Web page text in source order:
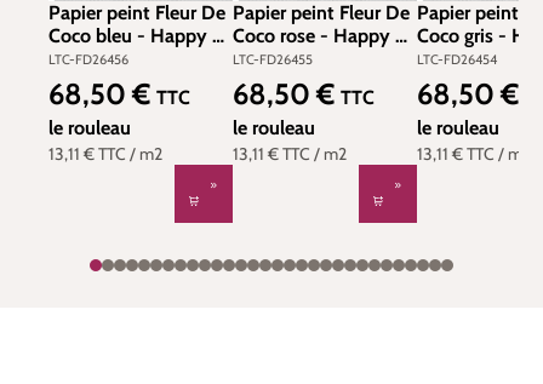
Papier peint Fleur De
Coco bleu - Happy de
Lutèce | Réf. LTC-
FD26456
LTC-FD26456
13,11 €TTC / m2
Prix régulier :
68,50 € TTC
le rouleau
Papier peint Fleur De
Coco rose - Happy de
Lutèce | Réf. LTC-
FD26455
LTC-FD26455
13,11 €TTC / m2
Prix régulier :
68,50 € TTC
le rouleau
Papier peint
Coco gris -
Lutèce | Réf.
FD26454
LTC-FD26454
13,11 €TTC / m2
Prix régulier :
68,50 €
le rouleau